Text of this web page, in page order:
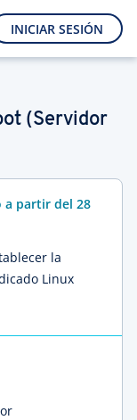
INICIAR SESIÓN
(Servidor
a partir del 28
la
Linux